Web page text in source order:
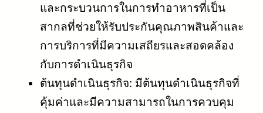
และกระบวนการในการทำอาหารที่เป็น
สากลที่ช่วยให้รับประกันคุณภาพสินค้าและ
การบริการที่มีความเสถียรและสอดคล้อง
กับการดำเนินธุรกิจ
ต้นทุนดำเนินธุรกิจ: มีต้นทุนดำเนินธุรกิจที่
คุ้มค่าและมีความสามารถในการควบคุม